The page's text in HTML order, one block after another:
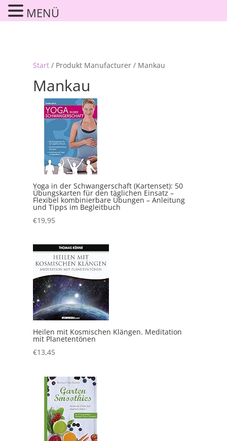
Start/ Produkt Manufacturer / Mankau
Mankau
Yoga in der Schwangerschaft (Kartenset): 50
Übungskarten für den täglichen Einsatz –
Flexibel kombinierbare Übungen – Anleitung
und Tipps im Begleitbuch
€19,95
Heilen mit Kosmischen Klängen. Meditation
mit Planetentönen
€13,45
MENÜ